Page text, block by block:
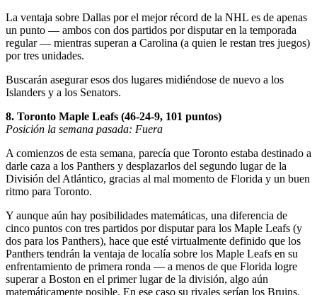
La ventaja sobre Dallas por el mejor récord de la NHL es de apenas
un punto — ambos con dos partidos por disputar en la temporada
regular — mientras superan a Carolina (a quien le restan tres juegos)
por tres unidades.
Buscarán asegurar esos dos lugares midiéndose de nuevo a los
Islanders y a los Senators.
8. Toronto Maple Leafs (46-24-9, 101 puntos)
Posición la semana pasada: Fuera
A comienzos de esta semana, parecía que Toronto estaba destinado a
darle caza a los Panthers y desplazarlos del segundo lugar de la
División del Atlántico, gracias al mal momento de Florida y un buen
ritmo para Toronto.
Y aunque aún hay posibilidades matemáticas, una diferencia de
cinco puntos con tres partidos por disputar para los Maple Leafs (y
dos para los Panthers), hace que esté virtualmente definido que los
Panthers tendrán la ventaja de localía sobre los Maple Leafs en su
enfrentamiento de primera ronda — a menos de que Florida logre
superar a Boston en el primer lugar de la división, algo aún
matemáticamente posible. En ese caso su rivales serían los Bruins.